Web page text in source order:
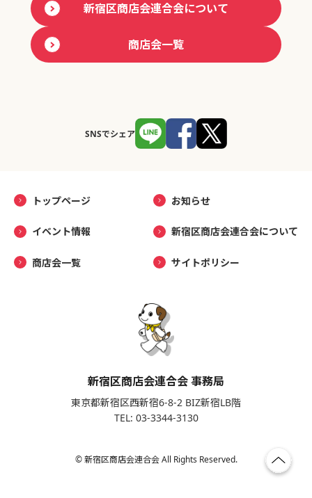
新宿区商店会連合会について
商店会一覧
SNSでシェア
トップページ お知らせ
イベント情報 新宿区商店会連合会について
商店会一覧 サイトポリシー
新宿区商店会連合会 事務局
東京都新宿区西新宿6-8-2 BIZ新宿LB階
TEL: 03-3344-3130
© 新宿区商店会連合会 All Rights Reserved.